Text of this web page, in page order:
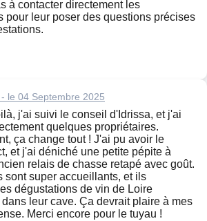
à contacter directement les
pour leur poser des questions précises
- le 04 Septembre 2025
j'ai suivi le conseil d'Idrissa, et j'ai
quelques propriétaires.
ça change tout ! J'ai pu avoir le
et j'ai déniché une petite pépite à
relais de chasse retapé avec goût.
sont super accueillants, et ils
dégustations de vin de Loire
leur cave. Ça devrait plaire à mes
Merci encore pour le tuyau !